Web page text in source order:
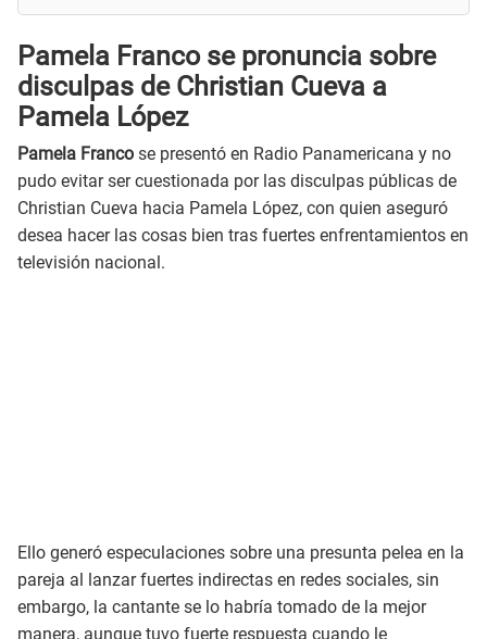
Pamela Franco se pronuncia sobre
disculpas de Christian Cueva a
Pamela López
Pamela Franco se presentó en Radio Panamericana y no
pudo evitar ser cuestionada por las disculpas públicas de
Christian Cueva hacia Pamela López, con quien aseguró
desea hacer las cosas bien tras fuertes enfrentamientos en
televisión nacional.
Ello generó especulaciones sobre una presunta pelea en la
pareja al lanzar fuertes indirectas en redes sociales, sin
embargo, la cantante se lo habría tomado de la mejor
manera, aunque tuvo fuerte respuesta cuando le